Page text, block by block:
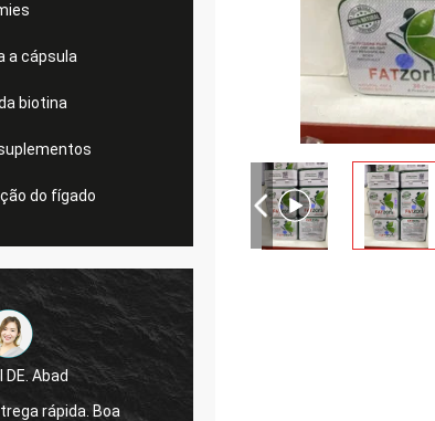
a cápsula
biotina
do fígado
Abad
rápida. Boa